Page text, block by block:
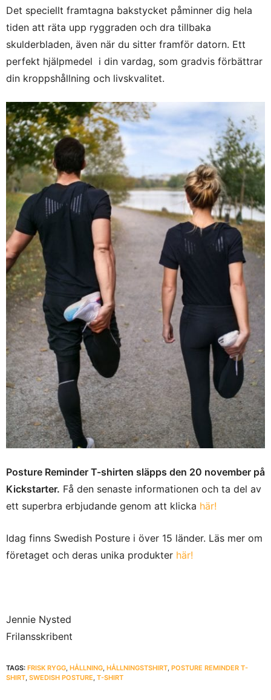
Det speciellt framtagna bakstycket påminner dig hela
tiden att räta upp ryggraden och dra tillbaka
skulderbladen, även när du sitter framför datorn. Ett
perfekt hjälpmedel i din vardag, som gradvis förbättrar
din kroppshållning och livskvalitet.
Posture Reminder T-shirten släpps den 20 november på
Kickstarter. Få den senaste informationen och ta del av
ett superbra erbjudande genom att klicka här!
Idag finns Swedish Posture i över 15 länder. Läs mer om
företaget och deras unika produkter här!
Jennie Nysted
Frilansskribent
TAGS: FRISK RYGG HÅLLNING HÅLLNINGSTSHIRT POSTURE REMINDER T-
SHIRT SWEDISH POSTURE T-SHIRT